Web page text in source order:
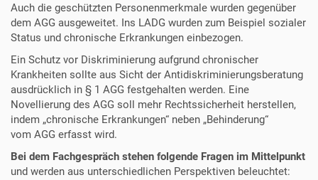
Auch die geschützten Personenmerkmale wurden gegenüber
dem AGG ausgeweitet. Ins LADG wurden zum Beispiel sozialer
Status und chronische Erkrankungen einbezogen.
Ein Schutz vor Diskriminierung aufgrund chronischer
Krankheiten sollte aus Sicht der Antidiskriminierungsberatung
ausdrücklich in § 1 AGG festgehalten werden. Eine
Novellierung des AGG soll mehr Rechtssicherheit herstellen,
indem „chronische Erkrankungen“ neben „Behinderung“
vom AGG erfasst wird.
Bei dem Fachgespräch stehen folgende Fragen im Mittelpunkt
und werden aus unterschiedlichen Perspektiven beleuchtet: